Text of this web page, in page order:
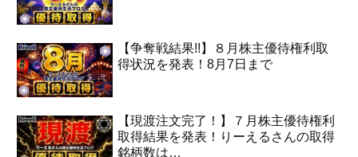
【争奪戦結果!!】８月株主優待権利取
得状況を発表！8月7日まで
【現渡注文完了！】７月株主優待権利
取得結果を発表！りーえるさんの取得
銘柄数は…